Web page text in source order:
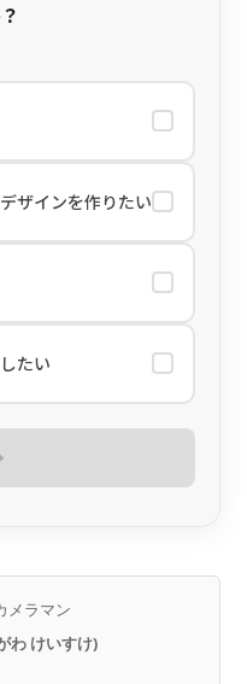
ザインを作りたい
たい
メラマン
わ けいすけ)